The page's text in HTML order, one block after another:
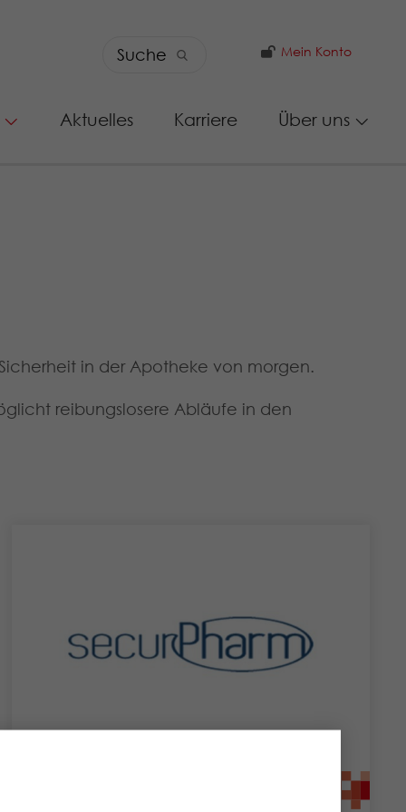
Mein Konto
Aktuelles Karriere Über uns
in der Apotheke von morgen.
reibungslosere Abläufe in den